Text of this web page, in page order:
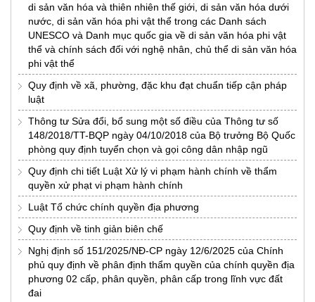
di sản văn hóa và thiên nhiên thế giới, di sản văn hóa dưới
nước, di sản văn hóa phi vật thể trong các Danh sách
UNESCO và Danh mục quốc gia về di sản văn hóa phi vật
thể và chính sách đối với nghệ nhân, chủ thể di sản văn hóa
phi vật thể
Quy định về xã, phường, đặc khu đạt chuẩn tiếp cận pháp
luật
Thông tư Sửa đổi, bổ sung một số điều của Thông tư số
148/2018/TT-BQP ngày 04/10/2018 của Bộ trưởng Bộ Quốc
phòng quy định tuyển chọn và gọi công dân nhập ngũ
Quy định chi tiết Luật Xử lý vi phạm hành chính về thẩm
quyền xử phạt vi phạm hành chính
Luật Tổ chức chính quyền địa phương
Quy định về tinh giản biên chế
Nghị định số 151/2025/NĐ-CP ngày 12/6/2025 của Chính
phủ quy định về phân định thẩm quyền của chính quyền địa
phương 02 cấp, phân quyền, phân cấp trong lĩnh vực đất
đai